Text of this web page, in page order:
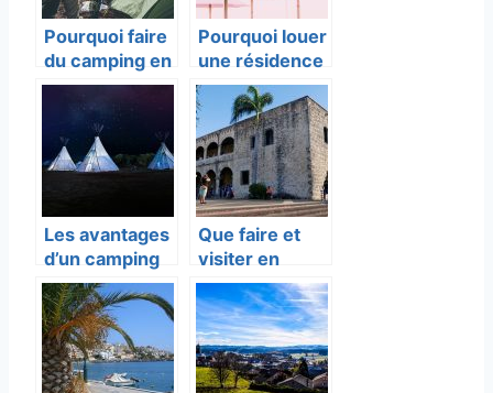
Pourquoi faire
du camping en
Dordogne ?
Pourquoi louer
une résidence
pour ces
vacances d’été
?
Les avantages
d’un camping
en Argelès sur
mer, une
excellente
activité de
plein air
Que faire et
visiter en
Republique
Dominicaine ?